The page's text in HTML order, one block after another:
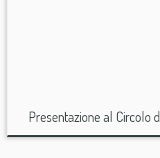
Presentazione al Circolo